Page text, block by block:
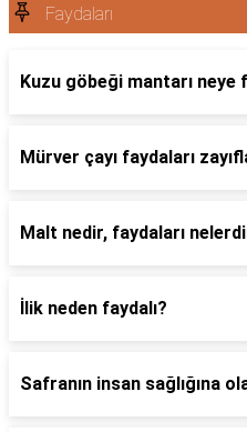
Faydaları
Kuzu göbeği mantarı neye
Mürver çayı faydaları
Malt nedir, faydaları
İlik neden faydalı?
Safranın insan sağlığına